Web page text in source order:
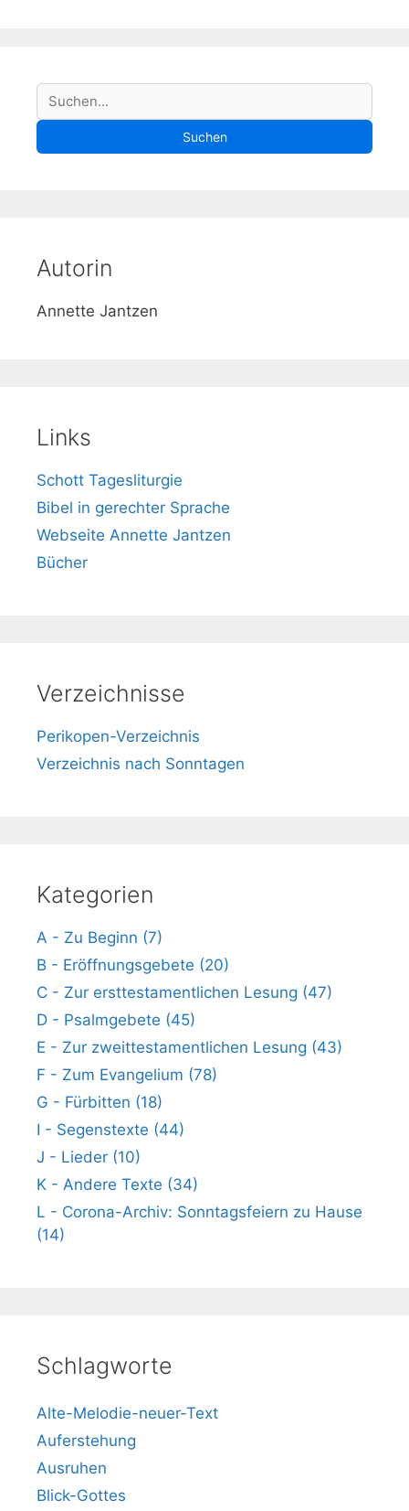
S
u
c
Suchen
Suchen
Autorin
Annette Jantzen
Links
Schott Tagesliturgie
Bibel in gerechter Sprache
Webseite Annette Jantzen
Bücher
Verzeichnisse
Perikopen-Verzeichnis
Verzeichnis nach Sonntagen
Kategorien
A - Zu Beginn (7)
B - Eröffnungsgebete (20)
C - Zur ersttestamentlichen Lesung (47)
D - Psalmgebete (45)
E - Zur zweittestamentlichen Lesung (43)
F - Zum Evangelium (78)
G - Fürbitten (18)
I - Segenstexte (44)
J - Lieder (10)
K - Andere Texte (34)
L - Corona-Archiv: Sonntagsfeiern zu Hause
(14)
Schlagworte
Alte-Melodie-neuer-Text
Auferstehung
Ausruhen
Blick-Gottes